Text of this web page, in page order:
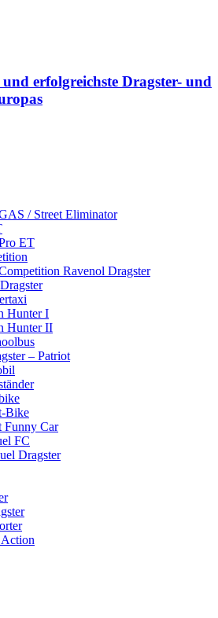
erfolgreichste Dragster- und
/ Street Eliminator
ET
Ravenol Dragster
Hunter I
Hunter II
– Patriot
Bike
Funny Car
FC
Dragster